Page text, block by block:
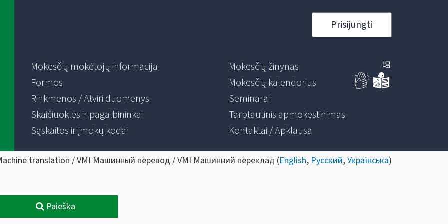
Prisijungti
Mokesčių mokėtojų informacija
Formos
Rinkmenos / Atviri duomenys
Skaičiuoklės ir pagalbininkai
Sąskaitos ir įmokų kodai
Mokesčių žinynas
Mokesčių kalendorius
Seminarai
Tarptautinis apmokestinimas
Kontaktai / Apklausa
translation / VMI Машинный перевод / VMI Машинний переклад (English, Русский,Українська)
Paieška